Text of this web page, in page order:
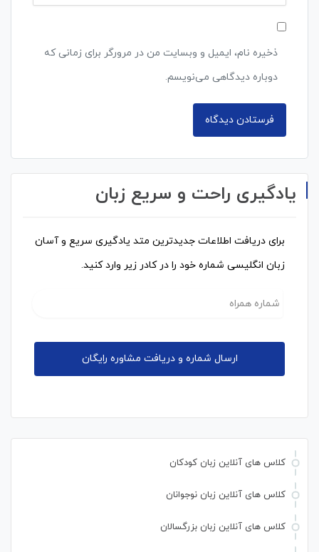
ذخیره نام، ایمیل و وبسایت من در مرورگر برای زمانی که
دوباره دیدگاهی می‌نویسم.
یادگیری راحت و سریع زبان
برای دریافت اطلاعات جدیدترین متد یادگیری سریع و آسان
زبان انگلیسی شماره خود را در کادر زیر وارد کنید.
کلاس های آنلاین زبان کودکان
کلاس های آنلاین زبان نوجوانان
کلاس های آنلاین زبان بزرگسالان